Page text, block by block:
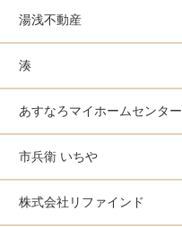
湯浅不動産
湊
あすなろマイホームセンター
市兵衛 いちや
株式会社リファインド